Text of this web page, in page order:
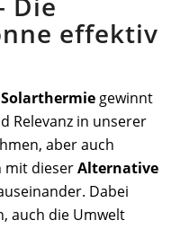
effektiv
Solarthermiegewinnt
Relevanz in unserer
aber auch
mit dieserAlternative
Dabei
auch die Umwelt